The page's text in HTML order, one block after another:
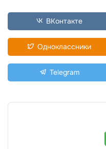
ВКонтакте
Одноклассники
Telegram